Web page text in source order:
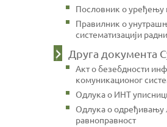
Пословник о уређењу
Правилник о
систематизацији
Друга документа
Акт о безебдности
комуникационог
Одлука о ИНТ
Одлука о одређивању
равноправност